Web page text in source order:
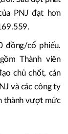
PNJ đạt hơn
đồng/cổ phiếu.
Thành viên
chủ chốt, cán
và các công ty
thành vượt mức